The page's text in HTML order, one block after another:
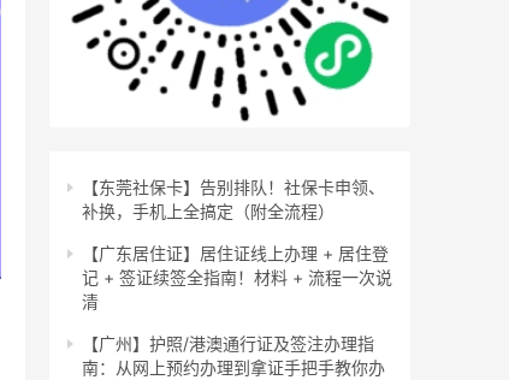
【东莞社保卡】告别排队！社保卡申领、
补换，手机上全搞定（附全流程）
【广东居住证】居住证线上办理 + 居住登
记 + 签证续签全指南！材料 + 流程一次说
清
【广州】护照/港澳通行证及签注办理指
南：从网上预约办理到拿证手把手教你办